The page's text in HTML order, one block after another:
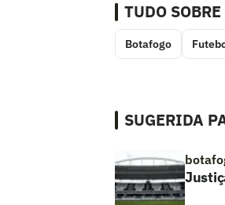
TUDO SOBRE
Botafogo
SUGERIDA